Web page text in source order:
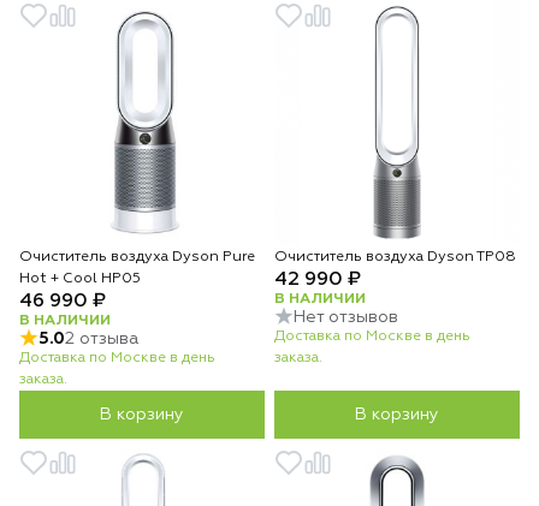
Очиститель воздуха Dyson Pure
Hot + Cool HP05
46 990 ₽
В НАЛИЧИИ
5.02 отзыва
Доставка по Москве в день
заказа.
В корзину
Очиститель воздуха Dyson TP08
42 990 ₽
В НАЛИЧИИ
Нет отзывов
Доставка по Москве в день
заказа.
В корзину